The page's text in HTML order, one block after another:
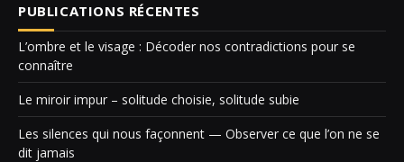
PUBLICATIONS RÉCENTES
L’ombre et le visage : Décoder nos contradictions pour se
connaître
Le miroir impur – solitude choisie, solitude subie
Les silences qui nous façonnent — Observer ce que l’on ne se
dit jamais